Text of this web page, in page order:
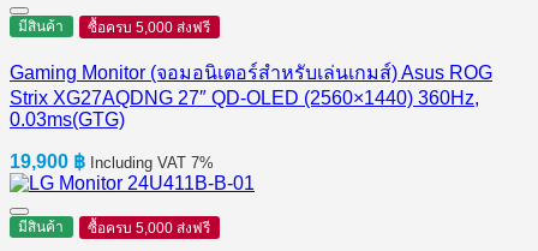
มีสินค้า ซื้อครบ 5,000 ส่งฟรี
Gaming Monitor (จอมอนิเตอร์สำหรับเล่นเกมส์) Asus ROG
Strix XG27AQDNG 27″ QD-OLED (2560×1440) 360Hz,
0.03ms(GTG)
19,900 ฿ Including VAT 7%
มีสินค้า ซื้อครบ 5,000 ส่งฟรี